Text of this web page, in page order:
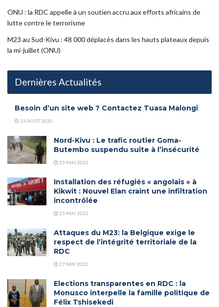
ONU : la RDC appelle à un soutien accru aux efforts africains de
lutte contre le terrorisme
M23 au Sud-Kivu : 48 000 déplacés dans les hauts plateaux depuis
la mi-juillet (ONU)
Dernières Actualités
Besoin d’un site web ? Contactez Tuasa Malongi
15 AOÛT 2020
Nord-Kivu : Le trafic routier Goma-
Butembo suspendu suite à l’insécurité
25 MAI 2022
Installation des réfugiés « angolais » à
Kikwit : Nouvel Elan craint une infiltration
incontrôlée
25 MAI 2022
Attaques du M23: la Belgique exige le
respect de l’intégrité territoriale de la
RDC
27 MAI 2022
Elections transparentes en RDC : la
Monusco interpelle la famille politique de
Félix Tshisekedi